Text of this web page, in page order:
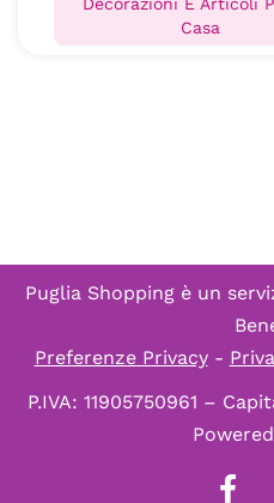
Casa
Puglia Shopping è un
Preferenze Privacy-
P.IVA: 11905750961 –